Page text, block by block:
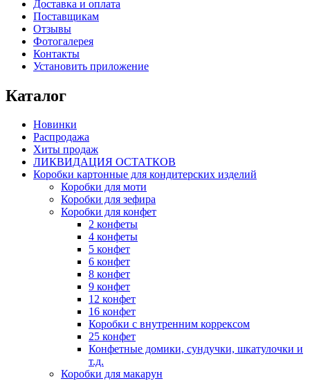
Доставка и оплата
Поставщикам
Отзывы
Фотогалерея
Контакты
Установить приложение
Каталог
Новинки
Распродажа
Хиты продаж
ЛИКВИДАЦИЯ ОСТАТКОВ
Коробки картонные для кондитерских изделий
Коробки для моти
Коробки для зефира
Коробки для конфет
2 конфеты
4 конфеты
5 конфет
6 конфет
8 конфет
9 конфет
12 конфет
16 конфет
Коробки с внутренним коррексом
25 конфет
Конфетные домики, сундучки, шкатулочки и
т.д.
Коробки для макарун